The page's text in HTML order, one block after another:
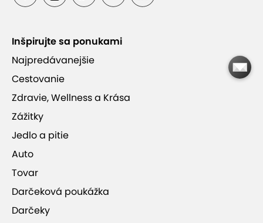
Polpenzia v cene + káva alebo koláčik v
Vstup do sauny a každý deň vstup do bazéna
1 dieťa do 5 rokov má ubytovanie zdarma
Hotel Smokovec ***
sauna
Inšpirujte sa ponukami
Najpredávanejšie
Cestovanie
Zdravie, Wellness a Krása
Zážitky
Jedlo a pitie
Auto
Tovar
Darčeková poukážka
Darčeky